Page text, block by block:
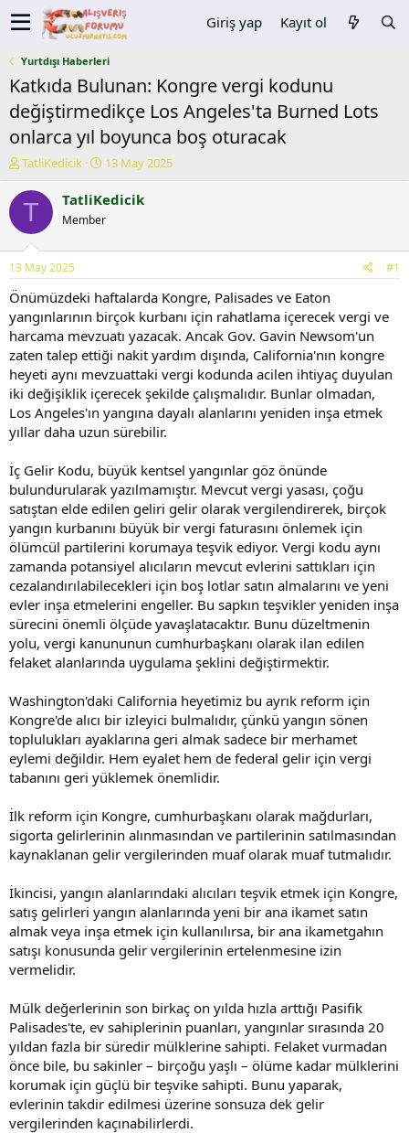
Giriş yap Kayıt ol
Yurtdışı Haberleri
Katkıda Bulunan: Kongre vergi kodunu
değiştirmedikçe Los Angeles'ta Burned Lots
onlarca yıl boyunca boş oturacak
K
n
y
b
a
ş
a
t
a
n
TatliKedicik
B
ş
ç
t
a
r
i
h
i
13 May 2025
T TatliKedicik
Member
13 May 2025 #1
Önümüzdeki haftalarda Kongre, Palisades ve Eaton
yangınlarının birçok kurbanı için rahatlama içerecek vergi ve
harcama mevzuatı yazacak. Ancak Gov. Gavin Newsom'un
zaten talep ettiği nakit yardım dışında, California'nın kongre
heyeti aynı mevzuattaki vergi kodunda acilen ihtiyaç duyulan
iki değişiklik içerecek şekilde çalışmalıdır. Bunlar olmadan,
Los Angeles'ın yangına dayalı alanlarını yeniden inşa etmek
yıllar daha uzun sürebilir.
İç Gelir Kodu, büyük kentsel yangınlar göz önünde
bulundurularak yazılmamıştır. Mevcut vergi yasası, çoğu
satıştan elde edilen geliri gelir olarak vergilendirerek, birçok
yangın kurbanını büyük bir vergi faturasını önlemek için
ölümcül partilerini korumaya teşvik ediyor. Vergi kodu aynı
zamanda potansiyel alıcıların mevcut evlerini sattıkları için
cezalandırılabilecekleri için boş lotlar satın almalarını ve yeni
evler inşa etmelerini engeller. Bu sapkın teşvikler yeniden inşa
sürecini önemli ölçüde yavaşlatacaktır. Bunu düzeltmenin
yolu, vergi kanununun cumhurbaşkanı olarak ilan edilen
felaket alanlarında uygulama şeklini değiştirmektir.
Washington'daki California heyetimiz bu ayrık reform için
Kongre'de alıcı bir izleyici bulmalıdır, çünkü yangın sönen
toplulukları ayaklarına geri almak sadece bir merhamet
eylemi değildir. Hem eyalet hem de federal gelir için vergi
tabanını geri yüklemek önemlidir.
İlk reform için Kongre, cumhurbaşkanı olarak mağdurları,
sigorta gelirlerinin alınmasından ve partilerinin satılmasından
kaynaklanan gelir vergilerinden muaf olarak muaf tutmalıdır.
İkincisi, yangın alanlarındaki alıcıları teşvik etmek için Kongre,
satış gelirleri yangın alanlarında yeni bir ana ikamet satın
almak veya inşa etmek için kullanılırsa, bir ana ikametgahın
satışı konusunda gelir vergilerinin ertelenmesine izin
vermelidir.
Mülk değerlerinin son birkaç on yılda hızla arttığı Pasifik
Palisades'te, ev sahiplerinin puanları, yangınlar sırasında 20
yıldan fazla bir süredir mülklerine sahipti. Felaket vurmadan
önce bile, bu sakinler – birçoğu yaşlı – ölüme kadar mülklerini
korumak için güçlü bir teşvike sahipti. Bunu yaparak,
evlerinin takdir edilmesi üzerine sonsuza dek gelir
vergilerinden kaçınabilirlerdi.